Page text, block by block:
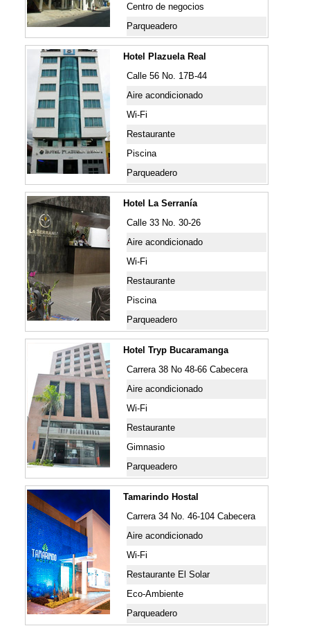
Centro de negocios
Parqueadero
Hotel Plazuela Real
Calle 56 No. 17B-44
Aire acondicionado
Wi-Fi
Restaurante
Piscina
Parqueadero
Hotel La Serranía
Calle 33 No. 30-26
Aire acondicionado
Wi-Fi
Restaurante
Piscina
Parqueadero
Hotel Tryp Bucaramanga
Carrera 38 No 48-66 Cabecera
Aire acondicionado
Wi-Fi
Restaurante
Gimnasio
Parqueadero
Tamarindo Hostal
Carrera 34 No. 46-104 Cabecera
Aire acondicionado
Wi-Fi
Restaurante El Solar
Eco-Ambiente
Parqueadero